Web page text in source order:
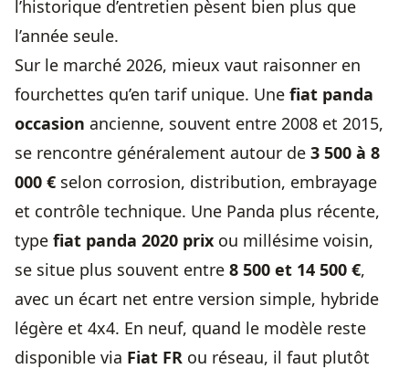
l’historique d’entretien pèsent bien plus que
l’année seule.
Sur le marché 2026, mieux vaut raisonner en
fourchettes qu’en tarif unique. Une fiat panda
occasion ancienne, souvent entre 2008 et 2015,
se rencontre généralement autour de 3 500 à 8
000 € selon corrosion, distribution, embrayage
et contrôle technique. Une Panda plus récente,
type fiat panda 2020 prix ou millésime voisin,
se situe plus souvent entre 8 500 et 14 500 €,
avec un écart net entre version simple, hybride
légère et 4x4. En neuf, quand le modèle reste
disponible via Fiat FR ou réseau, il faut plutôt